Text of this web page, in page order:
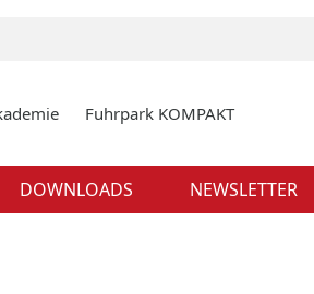
Fuhrpark KOMPAKT
DOWNLOADS NEWSLETTER